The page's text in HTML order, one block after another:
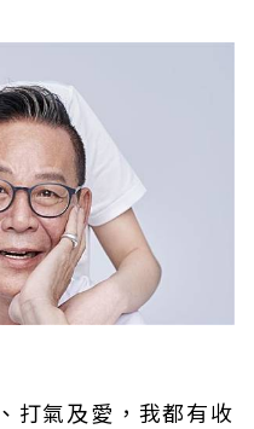
打氣及愛，我都有收